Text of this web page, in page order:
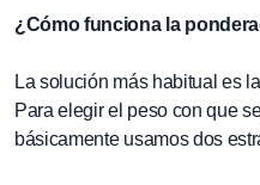
¿Cómo funciona la
La solución más habitual es
Para elegir el peso con que
básicamente usamos dos